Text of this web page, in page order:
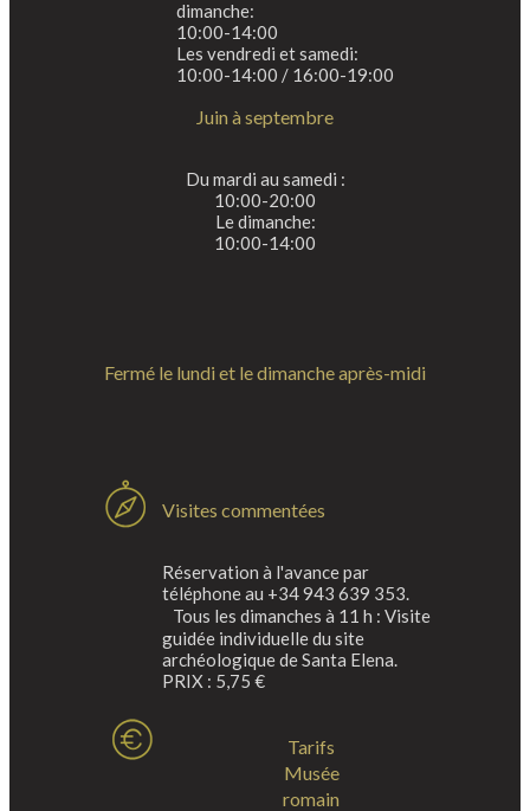
dimanche:
10:00-14:00
Les vendredi et samedi:
10:00-14:00 / 16:00-19:00
Juin à septembre
Du mardi au samedi :
10:00-20:00
Le dimanche:
10:00-14:00
Fermé le lundi et le dimanche après-midi
Visites commentées
Réservation à l'avance par
téléphone au +34 943 639 353.
Tous les dimanches à 11 h : Visite
guidée individuelle du site
archéologique de Santa Elena.
PRIX : 5,75 €
Tarifs
Musée
romain